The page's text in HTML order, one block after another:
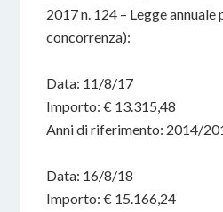
2017 n. 124 – Legge
concorrenza):
Data: 11/8/17
Importo: € 13.315,48
Anni di riferimento: 2014/
Data: 16/8/18
Importo: € 15.166,24